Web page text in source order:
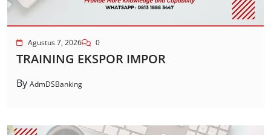
Agustus 7, 2026 0
TRAINING EKSPOR IMPOR
By AdmDSBanking